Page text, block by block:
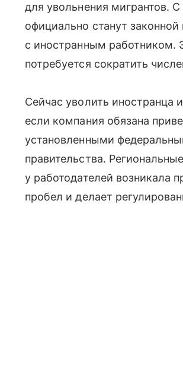
для увольнения мигрантов.
официально станут
с иностранным работником.
потребуется сократить
Сейчас уволить иностранца
если компания обязана
установленными
правительства.
у работодателей возникала
пробел и делает